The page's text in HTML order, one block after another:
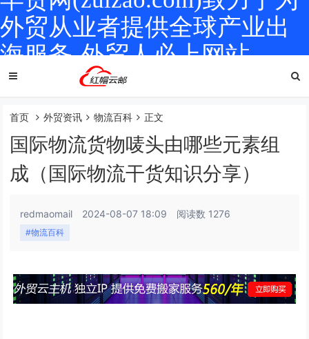
外贸从业者提供全球产业出
海服务-外贸人必上网站
首页 外贸资讯 物流百科 正文
国际物流货物唛头由哪些元素组
成（国际物流干货知识分享）
redmaomail 2024-08-07 18:09 阅读数 1276
#物流百科